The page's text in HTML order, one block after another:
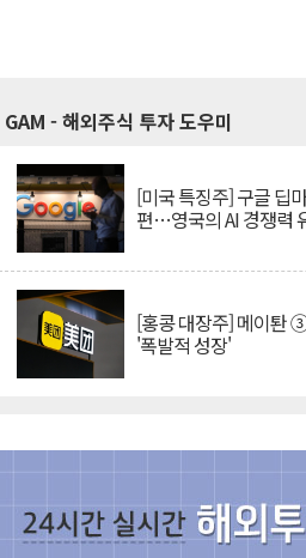
GAM - 해외주식 투자 도우미
[미국 특징주] 구글 딥
편…영국의 AI 경쟁력
[홍콩 대장주] 메이퇀
'폭발적 성장'